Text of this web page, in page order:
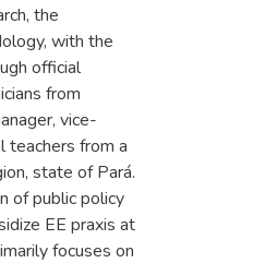
the
with the
official
from
vice-
teachers from a
state of Pará.
of public policy
EE praxis at
focuses on